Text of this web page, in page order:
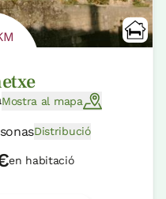
Mostra al mapa
Distribució
en habitació